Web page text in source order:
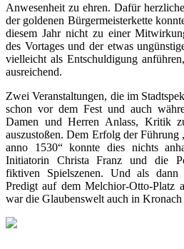
Anwesenheit zu ehren. Dafür
der goldenen Bürgermeisterkette
diesem Jahr nicht zu einer
des Vortages und der etwas
vielleicht als Entschuldigung
ausreichend.
Zwei Veranstaltungen, die im
schon vor dem Fest und auch
Damen und Herren Anlass, Kritik
auszustoßen. Dem Erfolg der
anno 1530“ konnte dies nichts
Initiatorin Christa Franz und die
fiktiven Spielszenen. Und als
Predigt auf dem Melchior-Otto-Platz
war die Glaubenswelt auch in